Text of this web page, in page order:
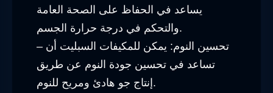
يساعد في الحفاظ على الصحة العامة
والتحكم في درجة حرارة الجسم.
– تحسين النوم: يمكن للمكيفات السبليت أن
تساعد في تحسين جودة النوم عن طريق
إنتاج جو هادئ ومريح للنوم.